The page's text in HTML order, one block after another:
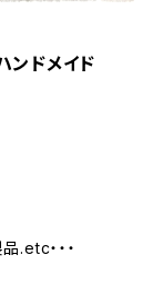
ンドメイド
.etc・・・